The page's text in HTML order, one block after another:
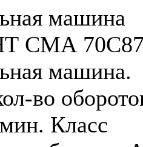
машина
СМА
машина.
во
Класс